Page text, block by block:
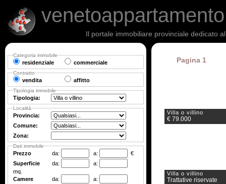
Il portale immobiliare provinciale dedicato
Pagina 1
Villa o villino
€ 79.000
Villa o villino
Trattative riservate
Categoria immobile
residenziale commerciale
Contratto
vendita affitto
Tipologia immobile
Tipologia:
Località
Provincia:
Comune:
Zona:
Dati immobile
Prezzo da: a:
€
Superficie
da:
a:
mq.
Camere
da: a: